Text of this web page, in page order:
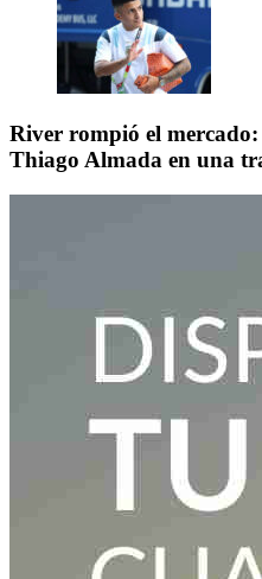
River rompió el
Thiago Almada en una